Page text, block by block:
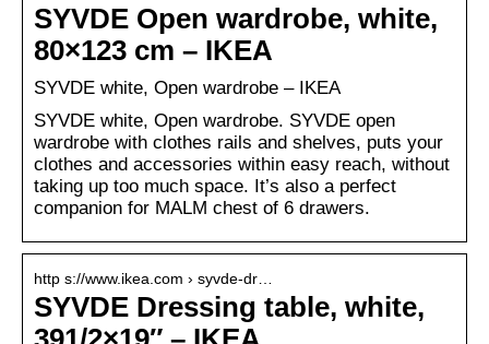
SYVDE Open wardrobe, white,
80×123 cm – IKEA
SYVDE white, Open wardrobe – IKEA
SYVDE white, Open wardrobe. SYVDE open
wardrobe with clothes rails and shelves, puts your
clothes and accessories within easy reach, without
taking up too much space. It’s also a perfect
companion for MALM chest of 6 drawers.
http s://www.ikea.com › syvde-dr…
SYVDE Dressing table, white,